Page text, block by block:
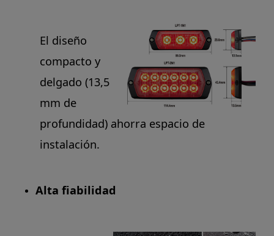
El diseño
compacto y
delgado (13,5
mm de
profundidad) ahorra espacio de
instalación.
Alta fiabilidad